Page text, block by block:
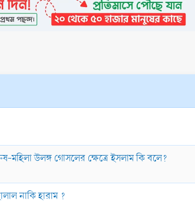
মহিলা উলঙ্গ গোসলের ক্ষেত্রে ইসলাম কি বলে?
নাকি হারাম ?